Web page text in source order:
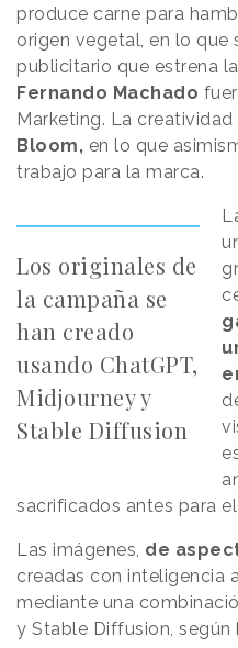
produce carne para
origen vegetal, en lo que
publicitario que estrena
Fernando Machado
Marketing. La
Bloom, en lo que
trabajo para la marca.
Los originales de
la campaña se
han creado
usando ChatGPT,
Midjourney y
Stable Diffusion
sacrificados antes para
Las imágenes, de
creadas con inteligencia
mediante una
y Stable Diffusion, según